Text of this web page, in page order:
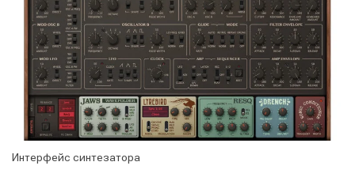
Интерфейс синтезатора